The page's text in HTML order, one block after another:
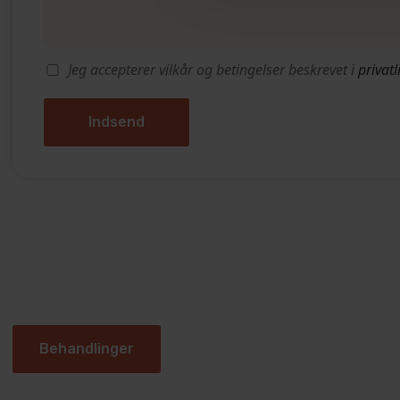
Jeg accepterer vilkår og betingelser beskrevet i
Behandlinger